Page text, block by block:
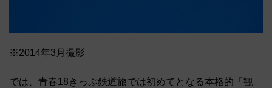
※2014年3月撮影
では、青春18きっぷ鉄道旅では初めてとなる本格的「観